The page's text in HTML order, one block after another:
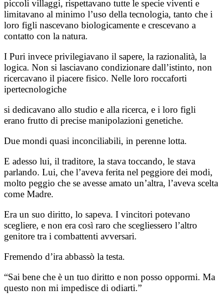
piccoli villaggi, rispettavano tutte le specie viventi e
limitavano al minimo l’uso della tecnologia, tanto che i
loro figli nascevano biologicamente e crescevano a
contatto con la natura.
I Puri invece privilegiavano il sapere, la razionalità, la
logica. Non si lasciavano condizionare dall’istinto, non
ricercavano il piacere fisico. Nelle loro roccaforti
ipertecnologiche
si dedicavano allo studio e alla ricerca, e i loro figli
erano frutto di precise manipolazioni genetiche.
Due mondi quasi inconciliabili, in perenne lotta.
E adesso lui, il traditore, la stava toccando, le stava
parlando. Lui, che l’aveva ferita nel peggiore dei modi,
molto peggio che se avesse amato un’altra, l’aveva scelta
come Madre.
Era un suo diritto, lo sapeva. I vincitori potevano
scegliere, e non era così raro che scegliessero l’altro
genitore tra i combattenti avversari.
Fremendo d’ira abbassò la testa.
“Sai bene che è un tuo diritto e non posso oppormi. Ma
questo non mi impedisce di odiarti.”